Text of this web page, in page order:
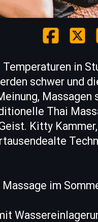
Temperaturen in
schwer und
Massagen
Thai
Kitty Kammer,
im